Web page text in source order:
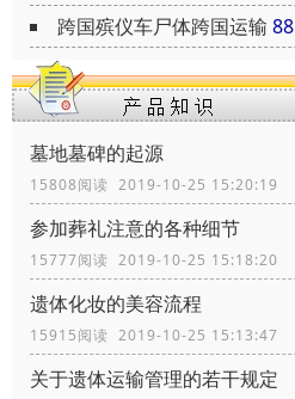
跨国殡仪车尸体跨国运输 88
墓地墓碑的起源
15808阅读 2019-10-25 15:20:19
参加葬礼注意的各种细节
15777阅读 2019-10-25 15:18:20
遗体化妆的美容流程
15915阅读 2019-10-25 15:13:47
关于遗体运输管理的若干规定